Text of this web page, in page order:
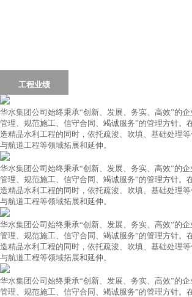
工程业绩
华水集团公司始终秉承“创新、发展、务实、高效”的
管理、规范施工、信守合同、竭诚服务”的管理方针。
造精品水利工程的同时，依托疏浚、吹填、基础处理
与航道工程等领域拓展和延伸。
华水集团公司始终秉承“创新、发展、务实、高效”的
管理、规范施工、信守合同、竭诚服务”的管理方针。
造精品水利工程的同时，依托疏浚、吹填、基础处理
与航道工程等领域拓展和延伸。
华水集团公司始终秉承“创新、发展、务实、高效”的
管理、规范施工、信守合同、竭诚服务”的管理方针。
造精品水利工程的同时，依托疏浚、吹填、基础处理
与航道工程等领域拓展和延伸。
华水集团公司始终秉承“创新、发展、务实、高效”的
管理、规范施工、信守合同、竭诚服务”的管理方针。